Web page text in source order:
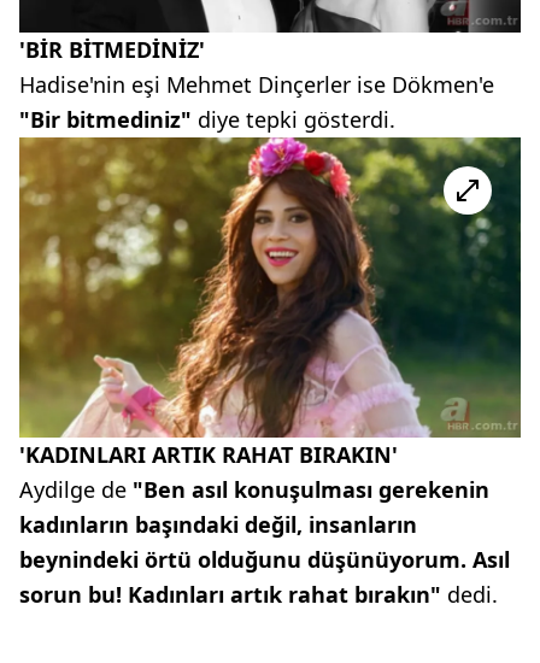
'BİR BİTMEDİNİZ'
Hadise'nin eşi Mehmet Dinçerler ise Dökmen'e
"Bir bitmediniz" diye tepki gösterdi.
'KADINLARI ARTIK RAHAT BIRAKIN'
Aydilge de "Ben asıl konuşulması gerekenin
kadınların başındaki değil, insanların
beynindeki örtü olduğunu düşünüyorum. Asıl
sorun bu! Kadınları artık rahat bırakın" dedi.